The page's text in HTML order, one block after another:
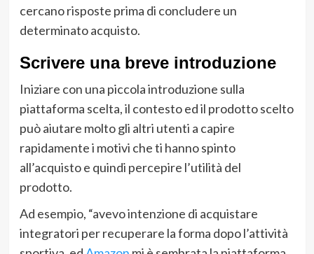
cercano risposte prima di concludere un
determinato acquisto.
Scrivere una breve introduzione
Iniziare con una piccola introduzione sulla
piattaforma scelta, il contesto ed il prodotto scelto
può aiutare molto gli altri utenti a capire
rapidamente i motivi che ti hanno spinto
all’acquisto e quindi percepire l’utilità del
prodotto.
Ad esempio, “avevo intenzione di acquistare
integratori per recuperare la forma dopo l’attività